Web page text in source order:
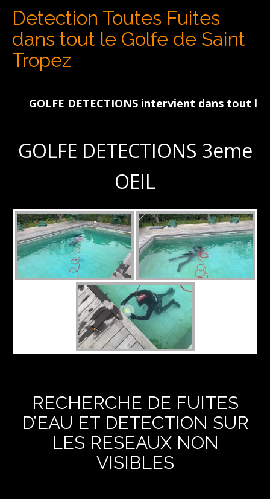
Detection Toutes Fuites
dans tout le Golfe de Saint
Tropez
GOLFE DETECTIONS intervient dans tout le
GOLFE DETECTIONS 3eme
OEIL
RECHERCHE DE FUITES
D’EAU ET DETECTION SUR
LES RESEAUX NON
VISIBLES